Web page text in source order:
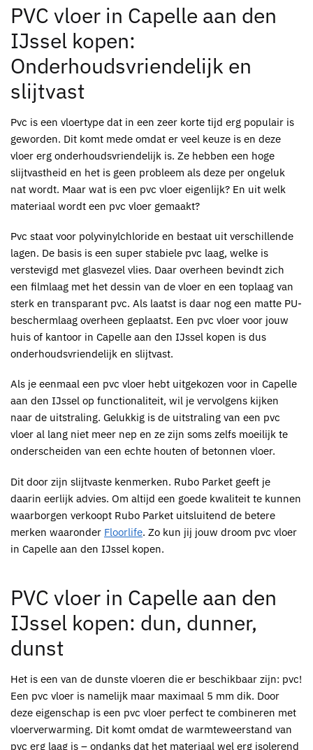
PVC vloer in Capelle aan den
IJssel kopen:
Onderhoudsvriendelijk en
slijtvast
Pvc is een vloertype dat in een zeer korte tijd erg populair is
geworden. Dit komt mede omdat er veel keuze is en deze
vloer erg onderhoudsvriendelijk is. Ze hebben een hoge
slijtvastheid en het is geen probleem als deze per ongeluk
nat wordt. Maar wat is een pvc vloer eigenlijk? En uit welk
materiaal wordt een pvc vloer gemaakt?
Pvc staat voor polyvinylchloride en bestaat uit verschillende
lagen. De basis is een super stabiele pvc laag, welke is
verstevigd met glasvezel vlies. Daar overheen bevindt zich
een filmlaag met het dessin van de vloer en een toplaag van
sterk en transparant pvc. Als laatst is daar nog een matte PU-
beschermlaag overheen geplaatst. Een pvc vloer voor jouw
huis of kantoor in Capelle aan den IJssel kopen is dus
onderhoudsvriendelijk en slijtvast.
Als je eenmaal een pvc vloer hebt uitgekozen voor in Capelle
aan den IJssel op functionaliteit, wil je vervolgens kijken
naar de uitstraling. Gelukkig is de uitstraling van een pvc
vloer al lang niet meer nep en ze zijn soms zelfs moeilijk te
onderscheiden van een echte houten of betonnen vloer.
Dit door zijn slijtvaste kenmerken. Rubo Parket geeft je
daarin eerlijk advies. Om altijd een goede kwaliteit te kunnen
waarborgen verkoopt Rubo Parket uitsluitend de betere
merken waaronder Floorlife. Zo kun jij jouw droom pvc vloer
in Capelle aan den IJssel kopen.
PVC vloer in Capelle aan den
IJssel kopen: dun, dunner,
dunst
Het is een van de dunste vloeren die er beschikbaar zijn: pvc!
Een pvc vloer is namelijk maar maximaal 5 mm dik. Door
deze eigenschap is een pvc vloer perfect te combineren met
vloerverwarming. Dit komt omdat de warmteweerstand van
pvc erg laag is – ondanks dat het materiaal wel erg isolerend